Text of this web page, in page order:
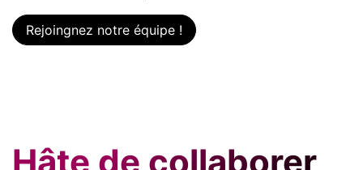
Rejoingnez notre équipe !
Hâte de collaborer